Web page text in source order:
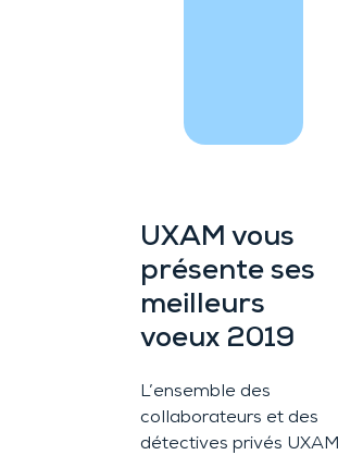
UXAM vous
présente ses
meilleurs
voeux 2019
L’ensemble des
collaborateurs et des
détectives privés UXAM